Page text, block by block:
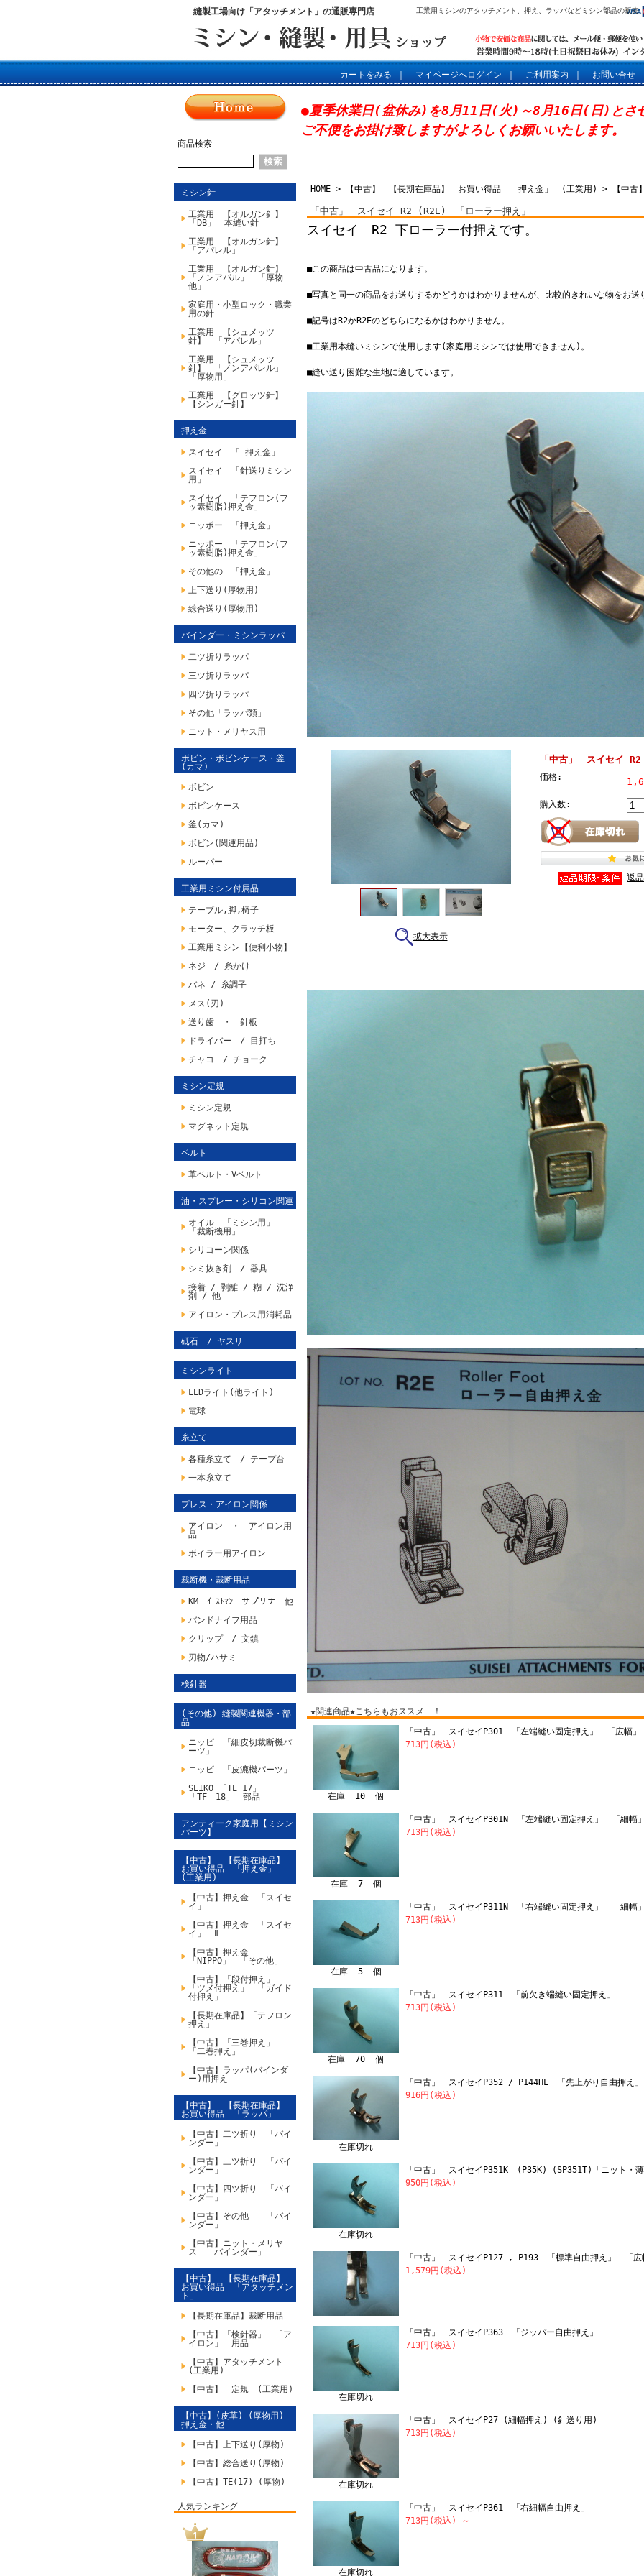
縫製工場向け「アタッチメント」の通販専門店 工業用ミシンのアタッチメント、押え、ラッパなどミシン部品の販売
カートをみる マイページへログイン ご利用案内 お問い合せ
商品検索
ミシン針
工業用 【オルガン針】
「DB」 本縫い針
工業用 【オルガン針】
「アパレル」
工業用 【オルガン針】
「ノンアパル」 「厚物
他」
家庭用・小型ロック・職業
用の針
工業用 【シュメッツ
針】 「アパレル」
工業用 【シュメッツ
針】 「ノンアパレル」
「厚物用」
工業用 【グロッツ針】
【シンガー針】
押え金
スイセイ 「 押え金」
スイセイ 「針送りミシン
用」
スイセイ 「テフロン(フ
ッ素樹脂)押え金」
ニッポー 「押え金」
ニッポー 「テフロン(フ
ッ素樹脂)押え金」
その他の 「押え金」
上下送り(厚物用)
総合送り(厚物用)
バインダー・ミシンラッパ
二ツ折りラッパ
三ツ折りラッパ
四ツ折りラッパ
その他「ラッパ類」
ニット・メリヤス用
ボビン・ボビンケース・釜
(カマ)
ボビン
ボビンケース
釜(カマ)
ボビン(関連用品)
ルーパー
工業用ミシン付属品
テーブル,脚,椅子
モーター、クラッチ板
工業用ミシン【便利小物】
ネジ / 糸かけ
バネ / 糸調子
メス(刃)
送り歯 ・ 針板
ドライバー / 目打ち
チャコ / チョーク
ミシン定規
ミシン定規
マグネット定規
ベルト
革ベルト・Vベルト
油・スプレー・シリコン関連
オイル 「ミシン用」
「裁断機用」
シリコーン関係
シミ抜き剤 / 器具
接着 / 剥離 / 糊 / 洗浄
剤 / 他
アイロン・プレス用消耗品
砥石 / ヤスリ
ミシンライト
LEDライト(他ライト)
電球
糸立て
各種糸立て / テープ台
一本糸立て
プレス・アイロン関係
アイロン ・ アイロン用
品
ボイラー用アイロン
裁断機・裁断用品
KM・ｲｰｽﾄﾏﾝ・サプリナ・他
バンドナイフ用品
クリップ / 文鎮
刃物/ハサミ
検針器
(その他) 縫製関連機器・部
品
ニッピ 「細皮切裁断機パ
ーツ」
ニッピ 「皮漉機パーツ」
SEIKO 「TE 17」
「TF 18」 部品
アンティーク家庭用【ミシン
パーツ】
【中古】 【長期在庫品】
お買い得品 「押え金」
(工業用)
【中古】押え金 「スイセ
イ」
【中古】押え金 「スイセ
イ」 Ⅱ
【中古】押え金
「NIPPO」 「その他」
【中古】「段付押え」
「ツメ付押え」 「ガイド
付押え」
【長期在庫品】「テフロン
押え」
【中古】「三巻押え」
「二巻押え」
【中古】ラッパ(バインダ
ー)用押え
【中古】 【長期在庫品】
お買い得品 「ラッパ」
【中古】二ツ折り 「バイ
ンダー」
【中古】三ツ折り 「バイ
ンダー」
【中古】四ツ折り 「バイ
ンダー」
【中古】その他 「バイ
ンダー」
【中古】ニット・メリヤ
ス 「バインダー」
【中古】 【長期在庫品】
お買い得品 「アタッチメン
ト」
【長期在庫品】裁断用品
【中古】「検針器」 「ア
イロン」 用品
【中古】アタッチメント
(工業用)
【中古】 定規 (工業用)
【中古】(皮革) (厚物用)
押え金・他
【中古】上下送り(厚物)
【中古】総合送り(厚物)
【中古】TE(17) (厚物)
人気ランキング
●夏季休業日(盆休み)を8月11日(火)～8月16日(日)とさ
ご不便をお掛け致しますがよろしくお願いいたします。
HOME > 【中古】 【長期在庫品】 お買い得品 「押え金」 (工業用) > 【中
「中古」 スイセイ R2 (R2E) 「ローラー押え」
スイセイ R2 下ローラー付押えです。
■この商品は中古品になります。
■写真と同一の商品をお送りするかどうかはわかりませんが、比較的きれいな物をお送
■記号はR2かR2Eのどちらになるかはわかりません。
■工業用本縫いミシンで使用します(家庭用ミシンでは使用できません)。
■縫い送り困難な生地に適しています。
拡大表示
「中古」 スイセイ
価格:
購入数:
返
★関連商品★こちらもおススメ ！
在庫 10 個
「中古」 スイセイP301 「左端縫い固定押え」 「広幅」
713円(税込)
在庫 7 個
「中古」 スイセイP301N 「左端縫い固定押え」 「細幅
713円(税込)
在庫 5 個
「中古」 スイセイP311N 「右端縫い固定押え」 「細幅
713円(税込)
在庫 70 個
「中古」 スイセイP311 「前欠き端縫い固定押え」
713円(税込)
在庫切れ
「中古」 スイセイP352 / P144HL 「先上がり自由押え」
916円(税込)
在庫切れ
「中古」 スイセイP351K (P35K) (SP351T)「ニット・薄
950円(税込)
「中古」 スイセイP127 , P193 「標準自由押え」 「広
1,579円(税込)
在庫切れ
「中古」 スイセイP363 「ジッパー自由押え」
713円(税込)
在庫切れ
「中古」 スイセイP27 (細幅押え) (針送り用)
713円(税込)
在庫切れ
「中古」 スイセイP361 「右細幅自由押え」
713円(税込)
～